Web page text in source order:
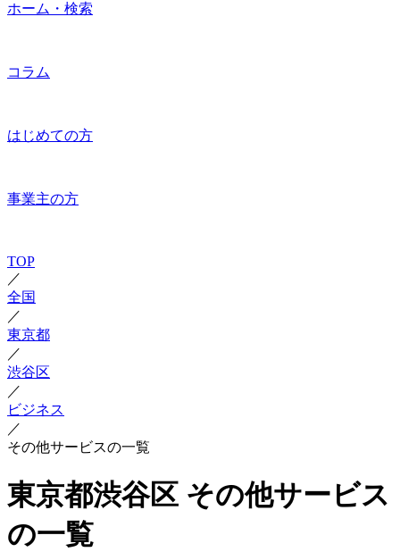
ホーム・検索
コラム
はじめての方
事業主の方
TOP
／
全国
／
東京都
／
渋谷区
／
ビジネス
／
その他サービスの一覧
東京都渋谷区 その他サービス
の一覧